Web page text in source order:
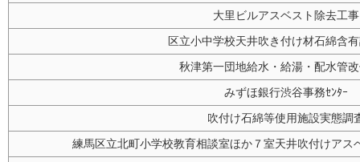
大里ビルアスベスト除去工事
区立小中学校天井吹き付け材石綿含
秋津第一団地給水・給湯・配水管
みずほ銀行渋谷事務ｾﾝﾀｰ
吹付け石綿等使用施設実態調
練馬区立北町小学校教育相談室ほか７室天井吹付けアス